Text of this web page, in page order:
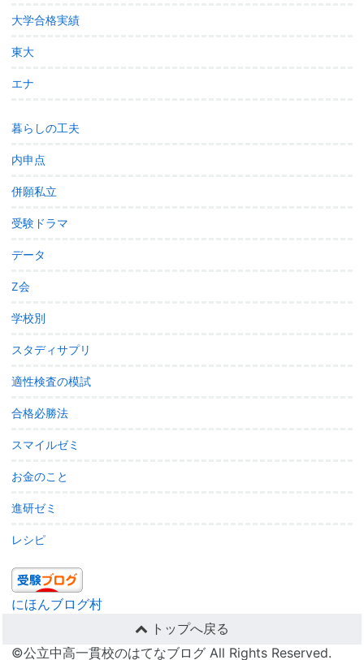
大学合格実績
東大
エナ
暮らしの工夫
内申点
併願私立
受験ドラマ
データ
Z会
学校別
スタディサプリ
適性検査の模試
合格必勝法
スマイルゼミ
お金のこと
進研ゼミ
レシピ
にほんブログ村
トップへ戻る
©公立中高一貫校のはてなブログ All Rights Reserved.